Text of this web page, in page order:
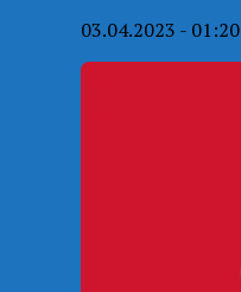
03.04.2023 - 01:20